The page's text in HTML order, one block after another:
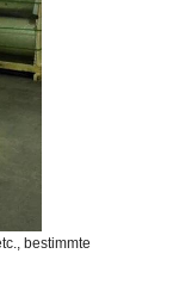
bestimmte